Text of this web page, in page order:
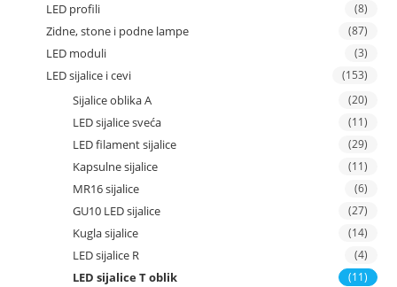
LED profili (8)
Zidne, stone i podne lampe (87)
LED moduli (3)
LED sijalice i cevi (153)
Sijalice oblika A (20)
LED sijalice sveća (11)
LED filament sijalice (29)
Kapsulne sijalice (11)
MR16 sijalice (6)
GU10 LED sijalice (27)
Kugla sijalice (14)
LED sijalice R (4)
LED sijalice T oblik (11)